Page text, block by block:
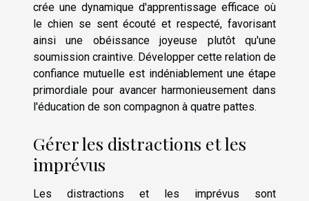
crée une dynamique d'apprentissage efficace où
le chien se sent écouté et respecté, favorisant
ainsi une obéissance joyeuse plutôt qu'une
soumission craintive. Développer cette relation de
confiance mutuelle est indéniablement une étape
primordiale pour avancer harmonieusement dans
l'éducation de son compagnon à quatre pattes.
Gérer les distractions et les
imprévus
Les distractions et les imprévus sont